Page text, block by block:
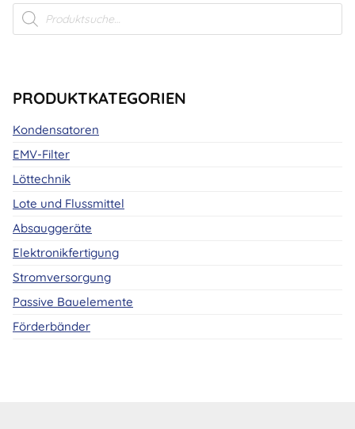
Products
search
PRODUKTKATEGORIEN
Kondensatoren
EMV-Filter
Löttechnik
Lote und Flussmittel
Absauggeräte
Elektronikfertigung
Stromversorgung
Passive Bauelemente
Förderbänder